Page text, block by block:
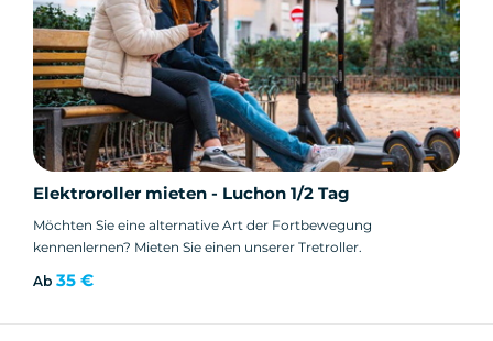
Elektroroller mieten - Luchon 1/2 Tag
Möchten Sie eine alternative Art der Fortbewegung
kennenlernen? Mieten Sie einen unserer Tretroller.
Ab 35 €